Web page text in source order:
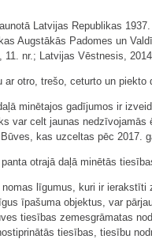
Latvijas Republikas
Augstākās Padomes un
11. nr.; Latvijas Vēstnesis,
ar otro, trešo, ceturto un piekto
minētajos gadījumos ir
var celt jaunas
kas uzceltas pēc 2017.
otrajā daļā minētās
līgumus, kuri ir
īpašuma objektus, var
tiesības zemesgrāmatas
tiesības, tiesību